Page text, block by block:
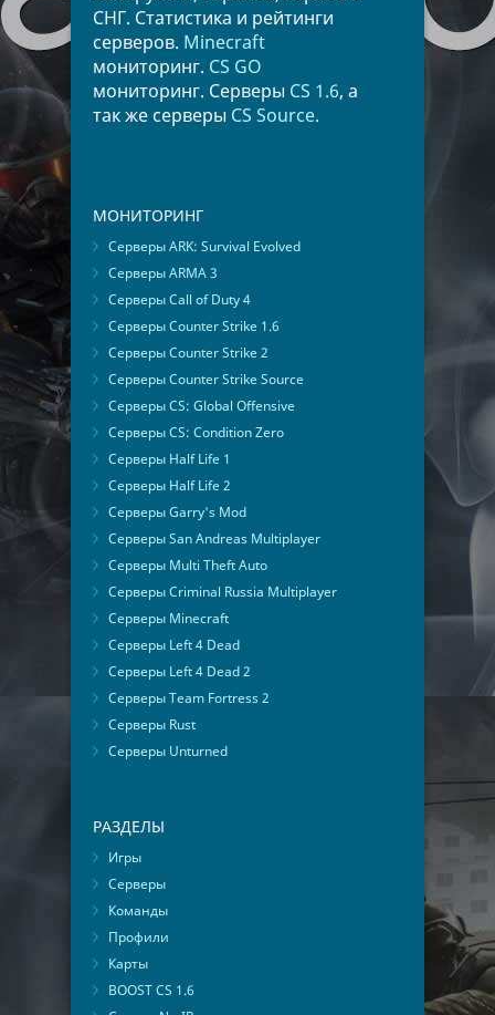
СНГ. Статистика и рейтинги
серверов. Minecraft
мониторинг. CS GO
мониторинг. Серверы CS 1.6, а
так же серверы CS Source.
МОНИТОРИНГ
Серверы ARK: Survival Evolved
Серверы ARMA 3
Серверы Call of Duty 4
Серверы Counter Strike 1.6
Серверы Counter Strike 2
Серверы Counter Strike Source
Серверы CS: Global Offensive
Серверы CS: Condition Zero
Серверы Half Life 1
Серверы Half Life 2
Серверы Garry's Mod
Серверы San Andreas Multiplayer
Серверы Multi Theft Auto
Серверы Criminal Russia Multiplayer
Серверы Minecraft
Серверы Left 4 Dead
Серверы Left 4 Dead 2
Серверы Team Fortress 2
Серверы Rust
Серверы Unturned
РАЗДЕЛЫ
Игры
Серверы
Команды
Профили
Карты
BOOST CS 1.6